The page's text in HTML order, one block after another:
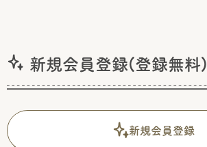
新規会員登録(登録無料)
新規会員登録